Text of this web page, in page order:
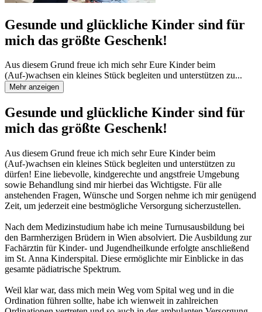
Gesunde und glückliche Kinder sind für
mich das größte Geschenk!
Aus diesem Grund freue ich mich sehr Eure Kinder beim
(Auf-)wachsen ein kleines Stück begleiten und unterstützen zu...
Mehr anzeigen
Gesunde und glückliche Kinder sind für
mich das größte Geschenk!
Aus diesem Grund freue ich mich sehr Eure Kinder beim
(Auf-)wachsen ein kleines Stück begleiten und unterstützen zu
dürfen! Eine liebevolle, kindgerechte und angstfreie Umgebung
sowie Behandlung sind mir hierbei das Wichtigste. Für alle
anstehenden Fragen, Wünsche und Sorgen nehme ich mir genügend
Zeit, um jederzeit eine bestmögliche Versorgung sicherzustellen.
Nach dem Medizinstudium habe ich meine Turnusausbildung bei
den Barmherzigen Brüdern in Wien absolviert. Die Ausbildung zur
Fachärztin für Kinder- und Jugendheilkunde erfolgte anschließend
im St. Anna Kinderspital. Diese ermöglichte mir Einblicke in das
gesamte pädiatrische Spektrum.
Weil klar war, dass mich mein Weg vom Spital weg und in die
Ordination führen sollte, habe ich wienweit in zahlreichen